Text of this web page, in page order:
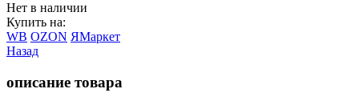
Нет в наличии
Купить на:
WB OZON ЯМаркет
Назад
описание товара